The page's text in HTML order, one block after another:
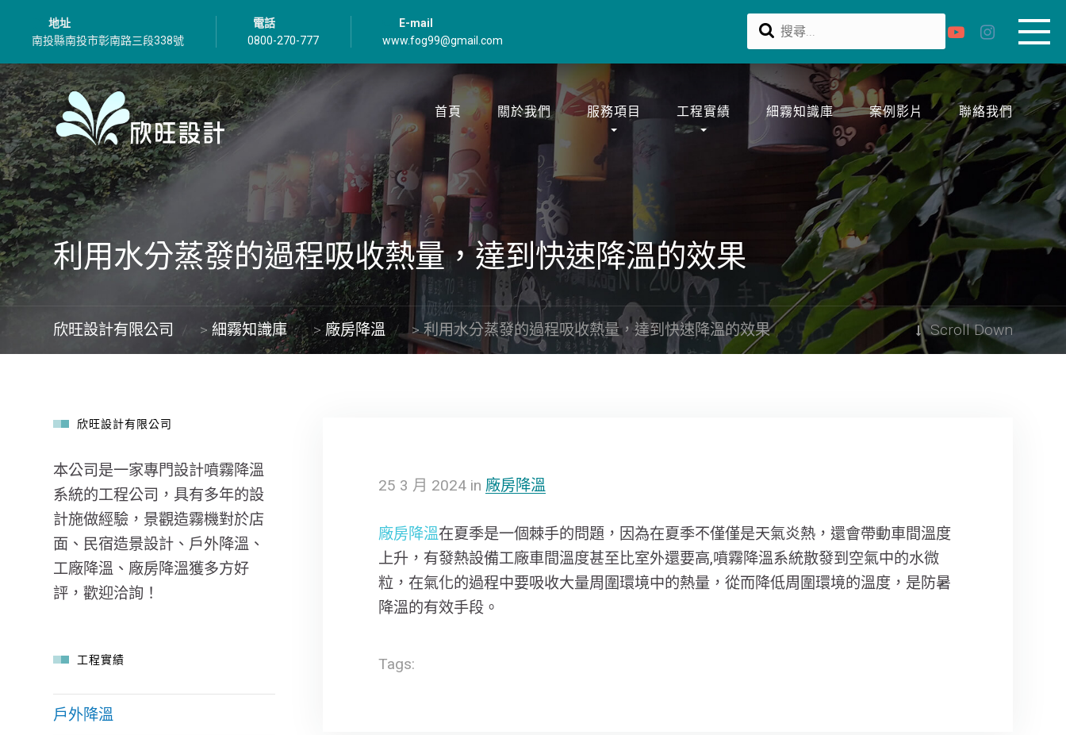
地址
南投縣南投市彰南路三段338號
電話
0800-270-777
E-mail
www.fog99@gmail.com
首頁 關於我們 服務項目 工程實績 細霧知識庫 案例影片 聯絡我們
利用水分蒸發的過程吸收熱量，達到快速降溫的效果
Scroll Down
欣旺設計有限公司 >細霧知識庫 >廠房降溫 >利用水分蒸發的過程吸收熱量，達到快速降溫的效果
25 3 月 2024 in 廠房降溫
廠房降溫在夏季是一個棘手的問題，因為在夏季不僅僅是天氣炎熱，還會帶動車間溫度
上升，有發熱設備工廠車間溫度甚至比室外還要高,噴霧降溫系統散發到空氣中的水微
粒，在氣化的過程中要吸收大量周圍環境中的熱量，從而降低周圍環境的溫度，是防暑
降溫的有效手段。
Tags:
欣旺設計有限公司
本公司是一家專門設計噴霧降溫
系統的工程公司，具有多年的設
計施做經驗，景觀造霧機對於店
面、民宿造景設計、戶外降溫、
工廠降溫、廠房降溫獲多方好
評，歡迎洽詢！
工程實績
戶外降溫